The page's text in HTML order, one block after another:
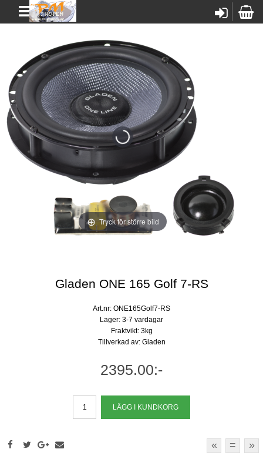
Tryck för större bild
Gladen ONE 165 Golf 7-RS
Art.nr: ONE165Golf7-RS
Lager: 3-7 vardagar
Fraktvikt: 3kg
Tillverkad av: Gladen
2395.00:-
« = »